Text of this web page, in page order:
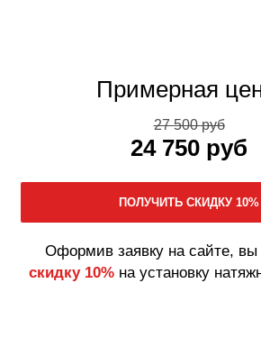
Примерная
27 500 руб
24 750 руб
Оформив заявку на сайте, вы
скидку 10%на установку